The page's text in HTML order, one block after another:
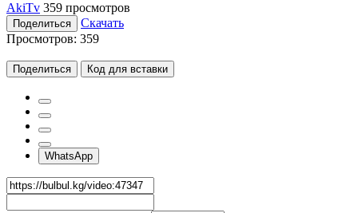
AkiTv 359 просмотров
Поделиться
Скачать
Просмотров: 359
Поделиться Код для вставки
WhatsApp